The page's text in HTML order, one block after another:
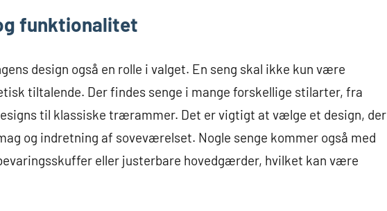
funktionalitet
design også en rolle i valget. En seng skal ikke kun være
tiltalende. Der findes senge i mange forskellige stilarter, fra
til klassiske trærammer. Det er vigtigt at vælge et design, der
og indretning af soveværelset. Nogle senge kommer også med
eller justerbare hovedgærder, hvilket kan være